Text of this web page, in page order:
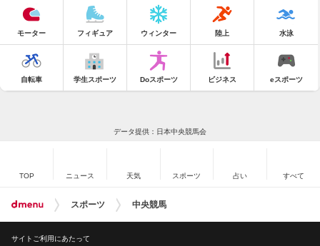
モーター フィギュア ウィンター 陸上 水泳
自転車 学生スポーツ Doスポーツ ビジネス eスポーツ
データ提供：日本中央競馬会
TOP ニュース 天気 スポーツ 占い すべて
スポーツ 中央競馬
サイトご利用にあたって